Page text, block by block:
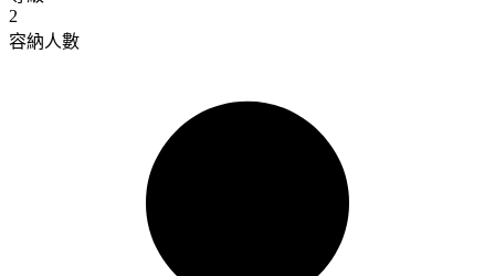
2
容納人數